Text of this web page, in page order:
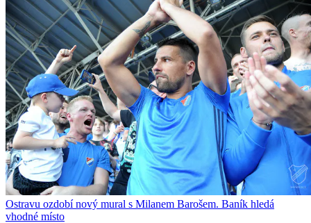
Ostravu ozdobí nový mural s Milanem Barošem. Baník hledá
vhodné místo